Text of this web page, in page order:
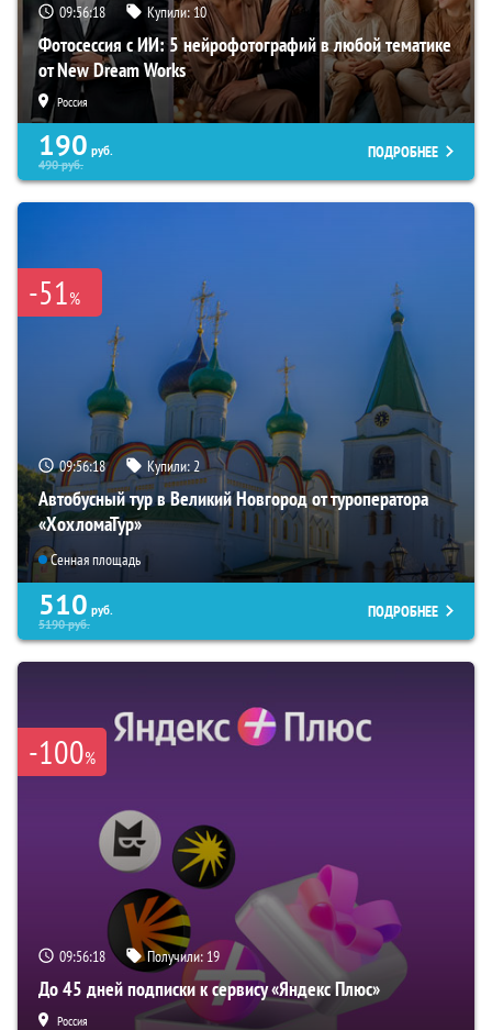
09:56:17 Купили:10
Фотосессия с ИИ: 5 нейрофотографий в любой тематике
от New Dream Works
Россия
190 руб.
490руб.
ПОДРОБНЕЕ
-51%
09:56:17 Купили:2
Автобусный тур в Великий Новгород от туроператора
«ХохломаТур»
Сенная площадь
510 руб.
5190руб.
ПОДРОБНЕЕ
-100%
09:56:17 Получили: 19
До 45 дней подписки к сервису «Яндекс Плюс»
Россия